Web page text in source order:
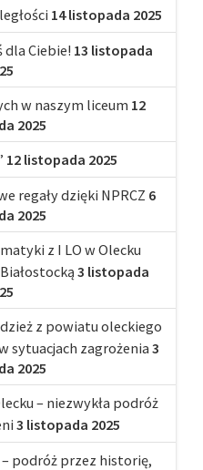
14 listopada 2025
dla Ciebie! 13 listopada
w naszym liceum 12
2025
12 listopada 2025
regały dzięki NPRCZ 6
2025
z I LO w Olecku
3 listopada
z powiatu oleckiego
sytuacjach zagrożenia 3
2025
– niezwykła podróż
3 listopada 2025
podróż przez historię,